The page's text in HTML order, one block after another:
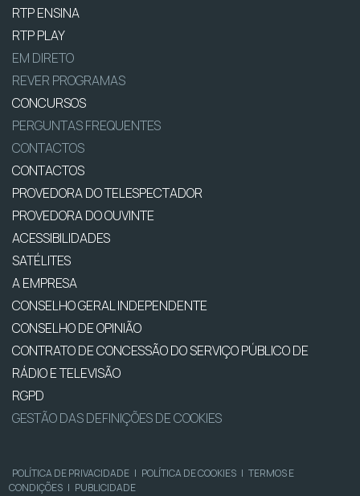
RTP ENSINA
RTP PLAY
EM DIRETO
REVER PROGRAMAS
CONCURSOS
PERGUNTAS FREQUENTES
CONTACTOS
CONTACTOS
PROVEDORA DO TELESPECTADOR
PROVEDORA DO OUVINTE
ACESSIBILIDADES
SATÉLITES
A EMPRESA
CONSELHO GERAL INDEPENDENTE
CONSELHO DE OPINIÃO
CONTRATO DE CONCESSÃO DO SERVIÇO PÚBLICO DE
RÁDIO E TELEVISÃO
RGPD
GESTÃO DAS DEFINIÇÕES DE COOKIES
POLÍTICA DE PRIVACIDADE | POLÍTICA DE COOKIES | TERMOS E
CONDIÇÕES | PUBLICIDADE